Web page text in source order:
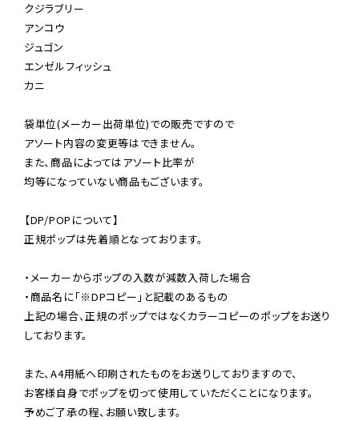
クジラブリー
アンコウ
ジュゴン
エンゼルフィッシュ
カニ
袋単位(メーカー出荷単位)での販売ですので
アソート内容の変更等はできません。
また、商品によってはアソート比率が
均等になっていない商品もございます。
【DP/POPについて】
正規ポップは先着順となっております。
・メーカーからポップの入数が減数入荷した場合
・商品名に「※DPコピー」と記載のあるもの
上記の場合、正規のポップではなくカラーコピーのポップをお送り
しております。
また、A4用紙へ印刷されたものをお送りしておりますので、
お客様自身でポップを切って使用していただくことになります。
予めご了承の程、お願い致します。